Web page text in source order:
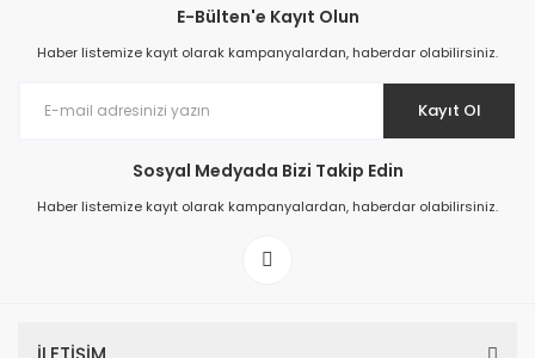
Patik Okul Ayakkabı - Siyah
E-Bülten'e Kayıt Olun
Haber listemize kayıt olarak kampanyalardan, haberdar olabilirsiniz.
Kayıt Ol
Sosyal Medyada Bizi Takip Edin
Haber listemize kayıt olarak kampanyalardan, haberdar olabilirsiniz.